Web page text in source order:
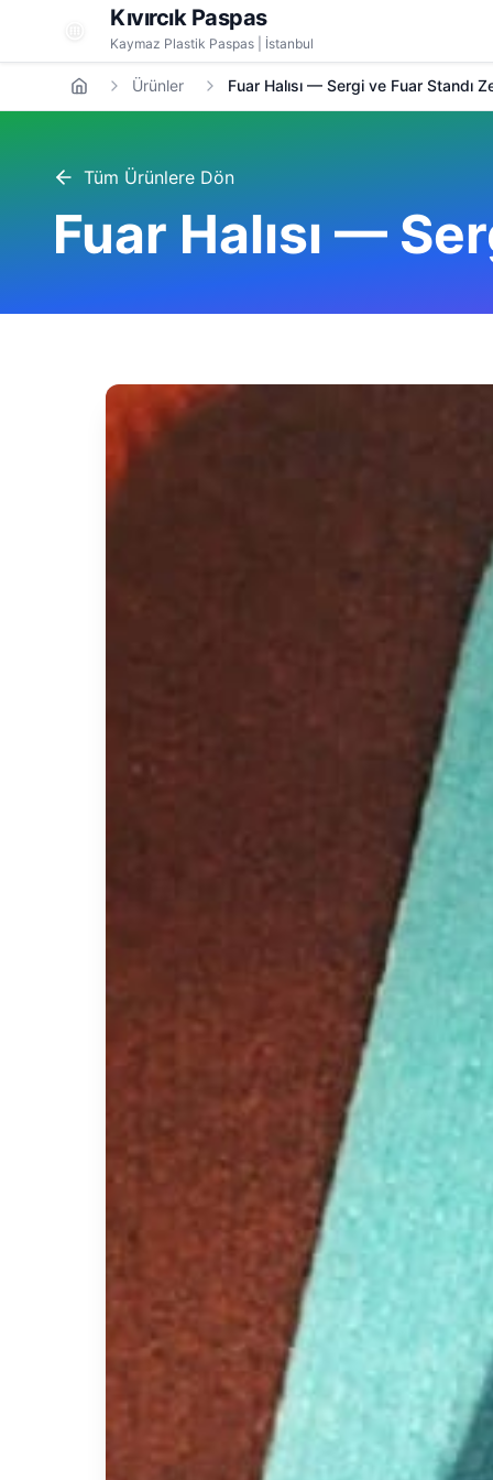
Kıvırcık Paspas
Kaymaz Plastik Paspas | İstanbul
Ürünler Fuar Halısı — Sergi ve Fuar Standı
Tüm Ürünlere Dön
Fuar Halısı —